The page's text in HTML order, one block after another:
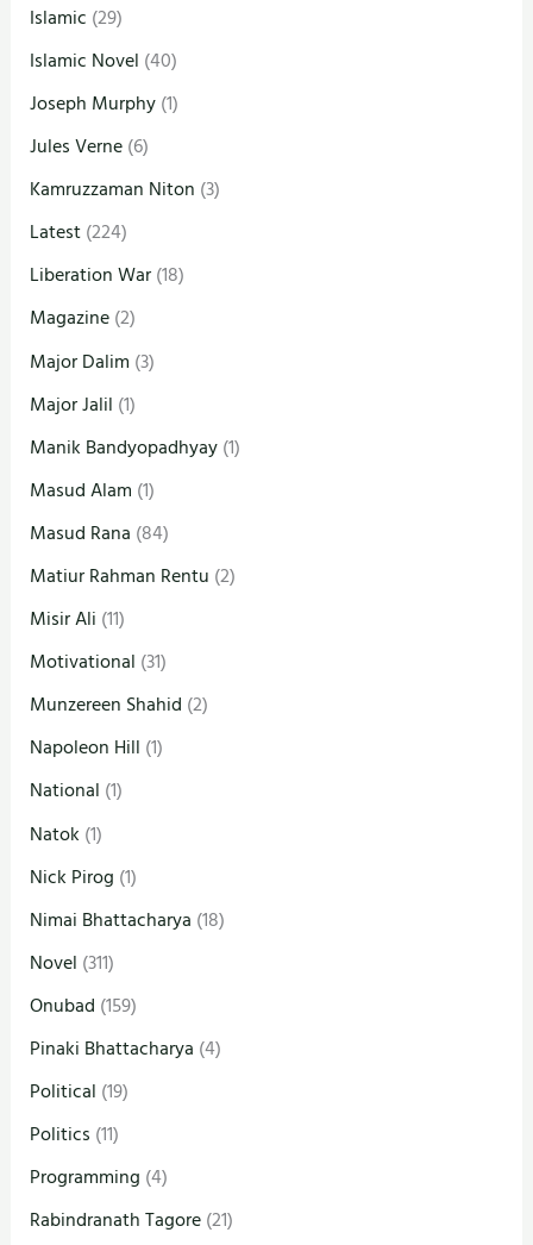
Islamic (29)
Islamic Novel (40)
Joseph Murphy(1)
Jules Verne(6)
Kamruzzaman Niton (3)
Latest(224)
Liberation War(18)
Magazine(2)
Major Dalim (3)
Major Jalil (1)
Manik Bandyopadhyay(1)
Masud Alam (1)
Masud Rana (84)
Matiur Rahman Rentu (2)
Misir Ali (11)
Motivational (31)
Munzereen Shahid (2)
Napoleon Hill (1)
National (1)
Natok (1)
Nick Pirog (1)
Nimai Bhattacharya (18)
Novel (311)
Onubad (159)
Pinaki Bhattacharya (4)
Political (19)
Politics (11)
Programming (4)
Rabindranath Tagore(21)